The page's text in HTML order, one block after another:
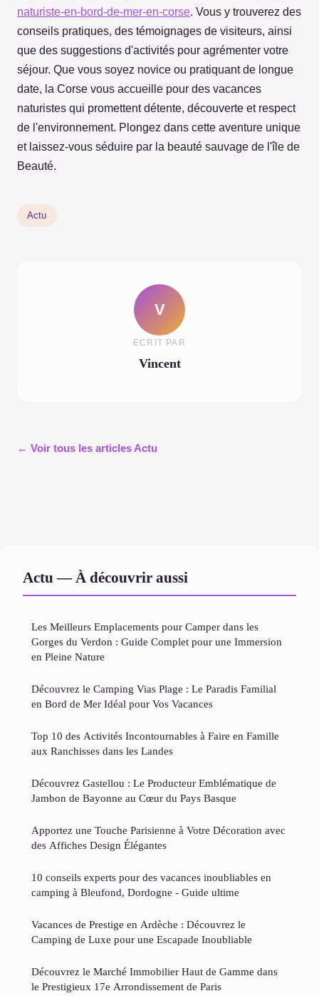
naturiste-en-bord-de-mer-en-corse. Vous y trouverez des
conseils pratiques, des témoignages de visiteurs, ainsi
que des suggestions d'activités pour agrémenter votre
séjour. Que vous soyez novice ou pratiquant de longue
date, la Corse vous accueille pour des vacances
naturistes qui promettent détente, découverte et respect
de l'environnement. Plongez dans cette aventure unique
et laissez-vous séduire par la beauté sauvage de l'île de
Beauté.
Actu
V
ECRIT PAR
Vincent
← Voir tous les articles Actu
Actu — À découvrir aussi
Les Meilleurs Emplacements pour Camper dans les
Gorges du Verdon : Guide Complet pour une Immersion
en Pleine Nature
Découvrez le Camping Vias Plage : Le Paradis Familial
en Bord de Mer Idéal pour Vos Vacances
Top 10 des Activités Incontournables à Faire en Famille
aux Ranchisses dans les Landes
Découvrez Gastellou : Le Producteur Emblématique de
Jambon de Bayonne au Cœur du Pays Basque
Apportez une Touche Parisienne à Votre Décoration avec
des Affiches Design Élégantes
10 conseils experts pour des vacances inoubliables en
camping à Bleufond, Dordogne - Guide ultime
Vacances de Prestige en Ardèche : Découvrez le
Camping de Luxe pour une Escapade Inoubliable
Découvrez le Marché Immobilier Haut de Gamme dans
le Prestigieux 17e Arrondissement de Paris